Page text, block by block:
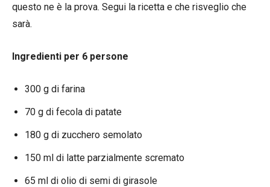
questo ne è la prova. Segui la ricetta e che risveglio che
sarà.
Ingredienti per 6 persone
300 g di farina
70 g di fecola di patate
180 g di zucchero semolato
150 ml di latte parzialmente scremato
65 ml di olio di semi di girasole